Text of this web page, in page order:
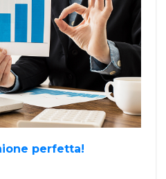
perfetta!